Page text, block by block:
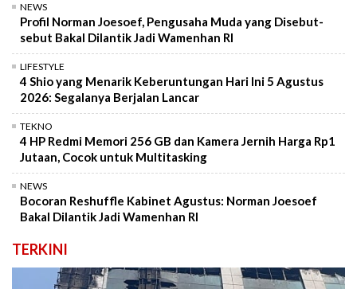
NEWS
Profil Norman Joesoef, Pengusaha Muda yang Disebut-
sebut Bakal Dilantik Jadi Wamenhan RI
LIFESTYLE
4 Shio yang Menarik Keberuntungan Hari Ini 5 Agustus
2026: Segalanya Berjalan Lancar
TEKNO
4 HP Redmi Memori 256 GB dan Kamera Jernih Harga Rp1
Jutaan, Cocok untuk Multitasking
NEWS
Bocoran Reshuffle Kabinet Agustus: Norman Joesoef
Bakal Dilantik Jadi Wamenhan RI
TERKINI